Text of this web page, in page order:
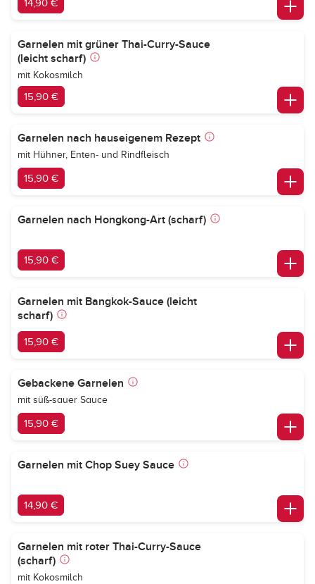
14,90 €
Garnelen mit grüner Thai-Curry-Sauce
(leicht scharf)
mit Kokosmilch
15,90 €
Garnelen nach hauseigenem Rezept
mit Hühner, Enten- und Rindfleisch
15,90 €
Garnelen nach Hongkong-Art (scharf)
15,90 €
Garnelen mit Bangkok-Sauce (leicht
scharf)
15,90 €
Gebackene Garnelen
mit süß-sauer Sauce
15,90 €
Garnelen mit Chop Suey Sauce
14,90 €
Garnelen mit roter Thai-Curry-Sauce
(scharf)
mit Kokosmilch